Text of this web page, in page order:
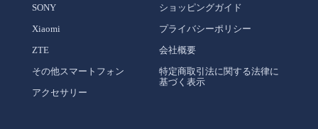
SONY
Xiaomi
ZTE
その他スマートフォン
アクセサリー
ショッピングガイド
プライバシーポリシー
会社概要
特定商取引法に関する法律に
基づく表示